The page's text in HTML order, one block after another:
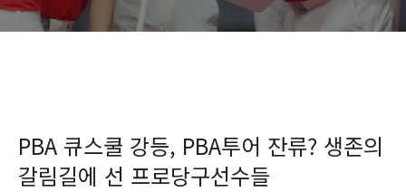
PBA 큐스쿨 강등, PBA투어 잔류? 생존의
갈림길에 선 프로당구선수들